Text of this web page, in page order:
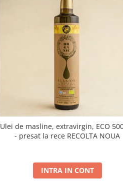
Ulei de masline, extravirgin, ECO
- presat la rece RECOLTA NOUA
INTRA IN CONT